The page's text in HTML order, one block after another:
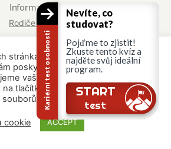
Informace pro:
Rodiče a rodina
2015 - 2026 All rights reserved.
stránkách používáme soubory
poskytli co nejrelevantnější služby
vaše preference a opakované
tlačítko "Přijmout" souhlasíte s
cookie.
cookie ACCEPT
Kariérní test osobnosti
Nevíte, co
studovat?
Pojďme to zjistit!
Zkuste tento kvíz a
najděte svůj ideální
program.
START
test